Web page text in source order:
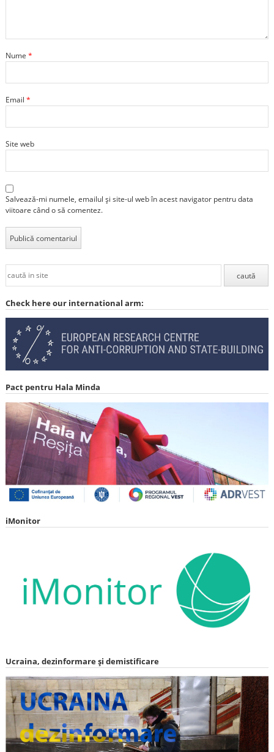
Nume *
Email *
Site web
Salvează-mi numele, emailul și site-ul web în acest navigator pentru data
viitoare când o să comentez.
Check here our international arm:
Pact pentru Hala Minda
iMonitor
Ucraina, dezinformare și demistificare